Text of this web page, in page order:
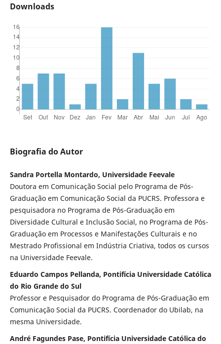
Downloads
Biografia do Autor
Sandra Portella Montardo, Universidade Feevale
Doutora em Comunicação Social pelo Programa de Pós-
Graduação em Comunicação Social da PUCRS. Professora e
pesquisadora no Programa de Pós-Graduação em
Diversidade Cultural e Inclusão Social, no Programa de Pós-
Graduação em Processos e Manifestações Culturais e no
Mestrado Profissional em Indústria Criativa, todos os cursos
na Universidade Feevale.
Eduardo Campos Pellanda, Pontifícia Universidade Católica
do Rio Grande do Sul
Professor e Pesquisador do Programa de Pós-Graduação em
Comunicação Social da PUCRS. Coordenador do Ubilab, na
mesma Universidade.
André Fagundes Pase, Pontifícia Universidade Católica do